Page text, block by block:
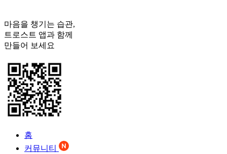
마음을 챙기는 습관,
트로스트 앱과 함께
만들어 보세요
홈
커뮤니티